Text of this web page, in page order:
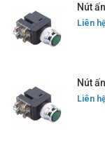
Nút
Liên hệ
Nút
Liên hệ